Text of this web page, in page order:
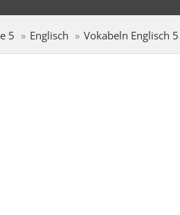
5 Englisch Vokabeln Englisch 5